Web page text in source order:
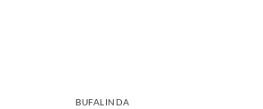
BUFALINDA